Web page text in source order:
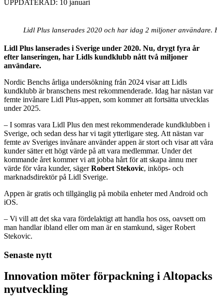
UPPDATERAD: 10 januari
Lidl Plus lanserades 2020 och har idag 2 miljoner användare.
Lidl Plus lanserades i Sverige under 2020. Nu, drygt fyra år
efter lanseringen, har Lidls kundklubb nått två miljoner
användare.
Nordic Benchs årliga undersökning från 2024 visar att Lidls
kundklubb är branschens mest rekommenderade. Idag har nästan var
femte invånare Lidl Plus-appen, som kommer att fortsätta utvecklas
under 2025.
– I somras vara Lidl Plus den mest rekommenderade kundklubben i
Sverige, och sedan dess har vi tagit ytterligare steg. Att nästan var
femte av Sveriges invånare använder appen är stort och visar att våra
kunder sätter ett högt värde på att vara medlemmar. Under det
kommande året kommer vi att jobba hårt för att skapa ännu mer
värde för våra kunder, sägerRobert Stekovic, inköps- och
marknadsdirektör på Lidl Sverige.
Appen är gratis och tillgänglig på mobila enheter med Android och
iOS.
– Vi vill att det ska vara fördelaktigt att handla hos oss, oavsett om
man handlar ibland eller om man är en stamkund, säger Robert
Stekovic.
Senaste nytt
Innovation möter förpackning i Altopacks
nyutveckling